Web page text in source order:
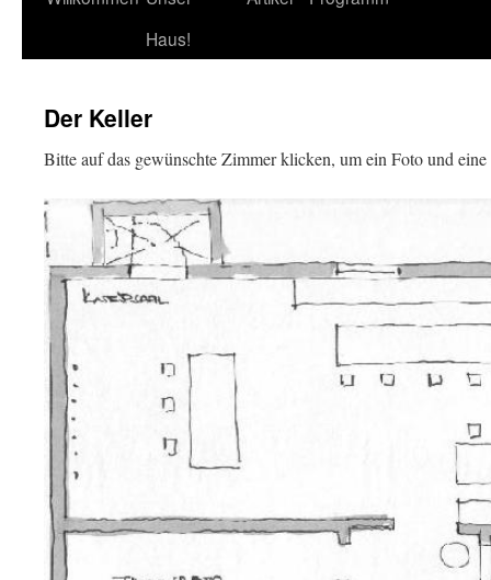
Haus!
Der Keller
Bitte auf das gewünschte Zimmer klicken, um ein Foto und